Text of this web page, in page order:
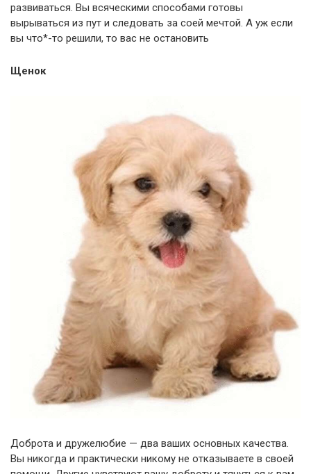
развиваться. Вы всяческими способами готовы
вырываться из пут и следовать за соей мечтой. А уж если
вы что*-то решили, то вас не остановить
Щенок
Доброта и дружелюбие — два ваших основных качества.
Вы никогда и практически никому не отказываете в своей